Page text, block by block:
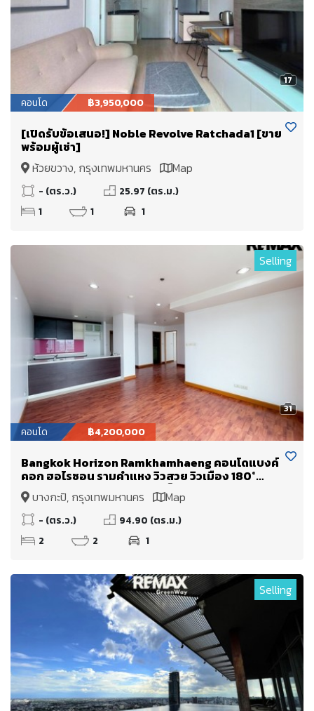
17
คอนโด ฿3,950,000
[เปิดรับข้อเสนอ!] Noble Revolve Ratchada1 [ขาย
พร้อมผู้เช่า]
ห้วยขวาง, กรุงเทพมหานคร
Map
- (ตร.ว.)
25.97 (ตร.ม.)
1
1 1
31
Selling
คอนโด ฿4,200,000
Bangkok Horizon Ramkhamhaeng คอนโดแบงค์
คอก ฮอไรซอน รามคำแหง วิวสวย วิวเมือง 180°
องศา วิวพาโนรามา ห้องนอนเห็นวิวทุกห้อง
บางกะปิ, กรุงเทพมหานคร Map
- (ตร.ว.)
94.90 (ตร.ม.)
2
2 1
Selling